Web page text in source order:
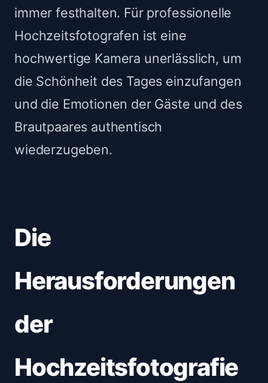
immer festhalten. Für professionelle
Hochzeitsfotografen ist eine
hochwertige Kamera unerlässlich, um
die Schönheit des Tages einzufangen
und die Emotionen der Gäste und des
Brautpaares authentisch
wiederzugeben.
Die
Herausforderungen
der
Hochzeitsfotografie